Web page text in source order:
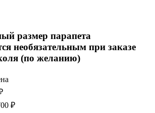
размер парапета
необязательным при заказе
(по желанию)
₽